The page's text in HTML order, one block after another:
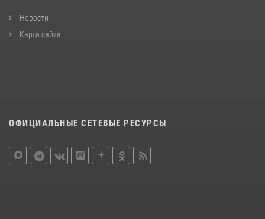
Новости
Карта сайта
ОФИЦИАЛЬНЫЕ СЕТЕВЫЕ РЕСУРСЫ